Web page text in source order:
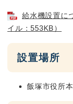
給水機設置に
イル：553KB）
設置場所
飯塚市役所